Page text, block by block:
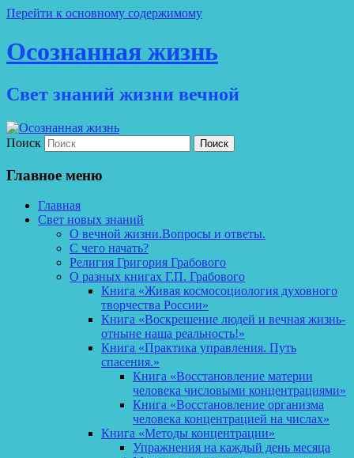
Перейти к основному содержимому
Осознанная жизнь
Свет знаний жизни вечной
Поиск
Главное меню
Главная
Свет новых знаний
О вечной жизни.Вопросы и ответы.
С чего начать?
Религия Григория Грабового
О разных книгах Г.П. Грабового
Книга «Живая космосоциология духовного
творчества России»
Книга «Воскрешение людей и вечная жизнь-
отныне наша реальность!»
Книга «Практика управления. Путь
спасения.»
Книга «Восстановление материи
человека числовыми концентрациями»
Книга «Восстановление организма
человека концентрацией на числах»
Книга «Методы концентрации»
Упражнения на каждый день месяца